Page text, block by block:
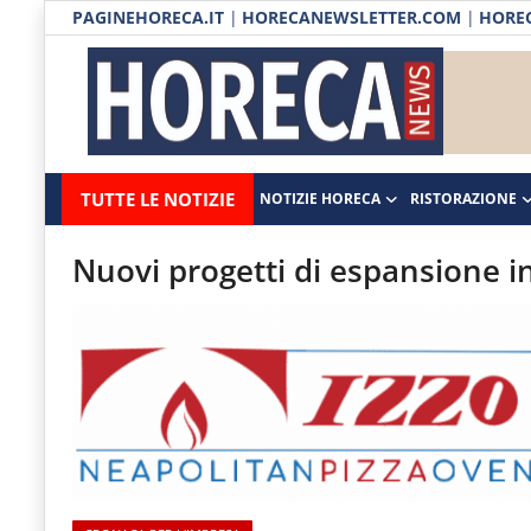
PAGINEHORECA.IT | HORECANEWSLETTER.COM |
Horecanews.it
-
Notizie
Horeca
Il
del
canale
Horeca
e
del
TUTTE LE NOTIZIE NOTIZIE HORECA RISTORAZIONE
Notizie HORECA
Ristorazione
Ospitalità
Prodotti | Dispensa Horeca
Eventi
RUBRICHE
Nuovi progetti di espansione